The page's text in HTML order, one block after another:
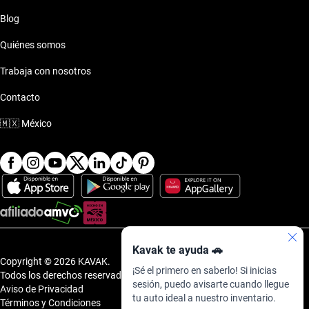
Kavak te ayuda 🚗
¡Sé el primero en saberlo! Si inicias
sesión, puedo avisarte cuando llegue
tu auto ideal a nuestro inventario.
Blog
Quiénes somos
Trabaja con nosotros
Contacto
🇲🇽 México
Copyright © 2026 KAVAK.
Todos los derechos reservados.
Aviso de Privacidad
Términos y Condiciones